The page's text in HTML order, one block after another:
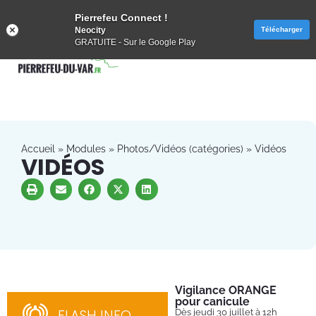
Accueil » Modules » Photos/Vidéos (catégories) » Vidéos
VIDÉOS
Vigilance ORANGE
pour canicule
Dès jeudi 30 juillet à 12h
Pierrefeu Connect !
Neocity
GRATUITE - Sur le Google Play
Télécharger